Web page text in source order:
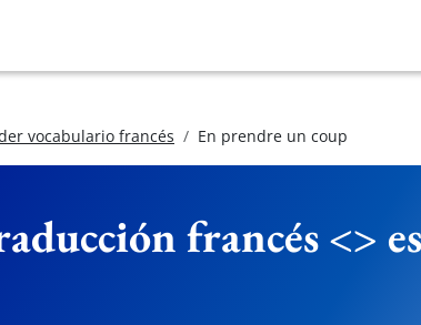
vocabulario francés En prendre un coup
francés <>